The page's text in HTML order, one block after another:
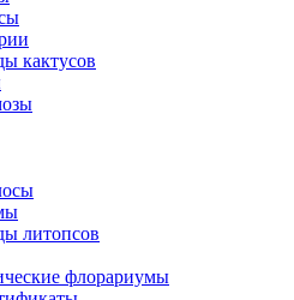
кактусов
литопсов
флорариумы